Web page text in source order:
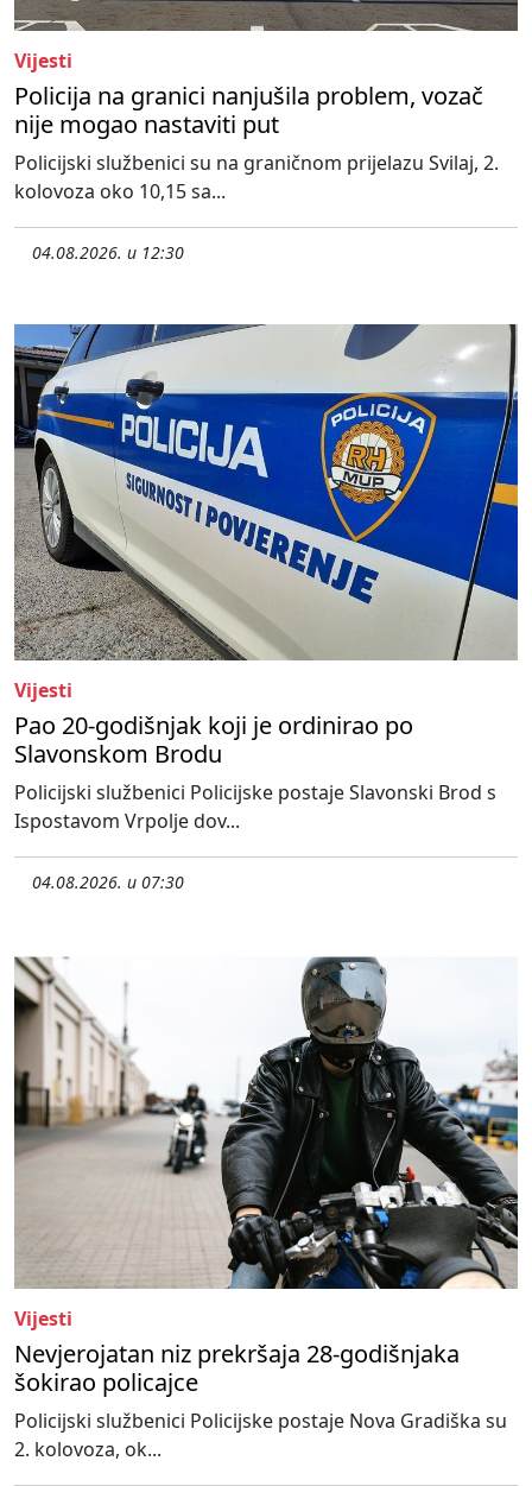
Vijesti
Policija na granici nanjušila problem, vozač
nije mogao nastaviti put
Policijski službenici su na graničnom prijelazu Svilaj, 2.
kolovoza oko 10,15 sa...
04.08.2026. u 12:30
Vijesti
Pao 20-godišnjak koji je ordinirao po
Slavonskom Brodu
Policijski službenici Policijske postaje Slavonski Brod s
Ispostavom Vrpolje dov...
04.08.2026. u 07:30
Vijesti
Nevjerojatan niz prekršaja 28-godišnjaka
šokirao policajce
Policijski službenici Policijske postaje Nova Gradiška su
2. kolovoza, ok...